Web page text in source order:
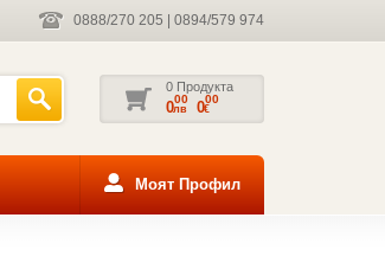
0888/270 205 0894/579 974
0 Продукта
000
лв 000
€
Моят Профил